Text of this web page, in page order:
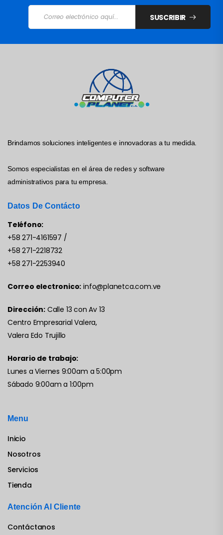
SUSCRIBIR
Brindamos soluciones inteligentes e innovadoras a tu medida.
Somos especialistas en el área de redes y software
administrativos para tu empresa.
Datos De Contácto
Teléfono:
+58 271-4161597 /
+58 271-2218732
+58 271-2253940
Correo electronico: info@planetca.com.ve
Dirección: Calle 13 con Av 13
Centro Empresarial Valera,
Valera Edo Trujillo
Horario de trabajo:
Lunes a Viernes 9:00am a 5:00pm
Sábado 9:00am a 1:00pm
Menu
Inicio
Nosotros
Servicios
Tienda
Atención Al Cliente
Contáctanos